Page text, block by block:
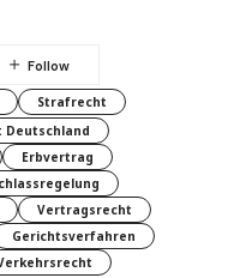
Strafrecht
Deutschland
Erbvertrag
Vertragsrecht
Gerichtsverfahren